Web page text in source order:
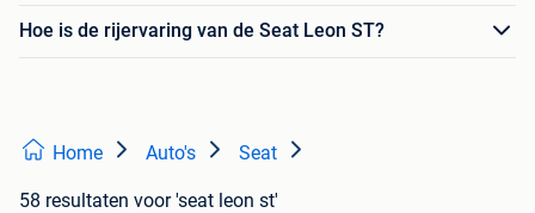
Hoe is de rijervaring van de Seat Leon ST?
Home Auto's Seat
58 resultaten voor 'seat leon st'